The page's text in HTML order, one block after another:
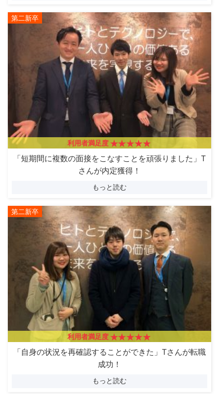
第二新卒
利用者満足度
「短期間に複数の面接をこなすことを頑張りました」T
さんが内定獲得！
もっと読む
第二新卒
利用者満足度
「自身の状況を再確認することができた」Tさんが転職
成功！
もっと読む